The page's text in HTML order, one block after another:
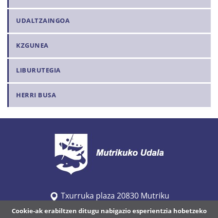
Cookie-ak erabiltzen ditugu nabigazio esperientzia hobetzeko
UDALTZAINGOA
KZGUNEA
LIBURUTEGIA
HERRI BUSA
Txurruka plaza 20830 Mutriku